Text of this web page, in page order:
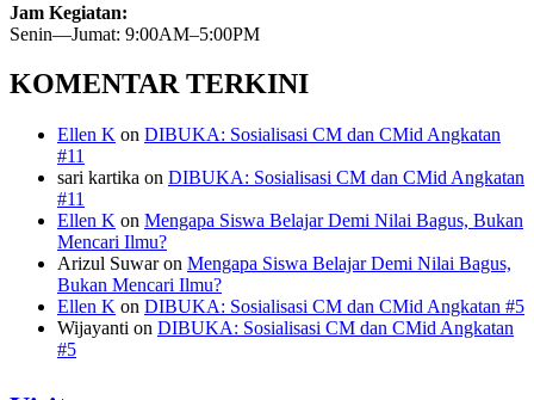
Jam Kegiatan:
Senin—Jumat: 9:00AM–5:00PM
KOMENTAR TERKINI
Ellen K on DIBUKA: Sosialisasi CM dan CMid Angkatan
#11
sari kartika on DIBUKA: Sosialisasi CM dan CMid Angkatan
#11
Ellen K on Mengapa Siswa Belajar Demi Nilai Bagus, Bukan
Mencari Ilmu?
Arizul Suwaron Mengapa Siswa Belajar Demi Nilai Bagus,
Bukan Mencari Ilmu?
Ellen K on DIBUKA: Sosialisasi CM dan CMid Angkatan #5
Wijayanti on DIBUKA: Sosialisasi CM dan CMid Angkatan
#5